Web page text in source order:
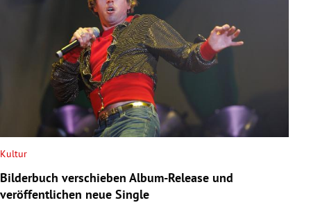
Kultur
Bilderbuch verschieben Album-Release und
veröffentlichen neue Single